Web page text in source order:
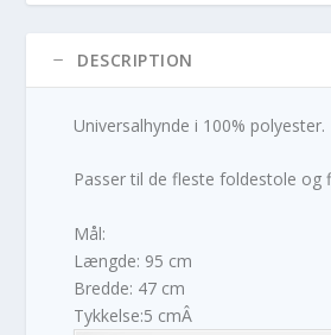
DESCRIPTION
Universalhynde i 100% polyester.
Passer til de fleste foldestole og
Mål:
Længde: 95 cm
Bredde: 47 cm
Tykkelse:5 cmÂ